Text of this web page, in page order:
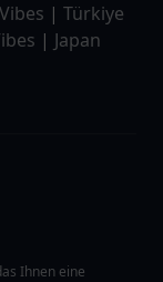
| Türkiye
| Japan
Ihnen eine